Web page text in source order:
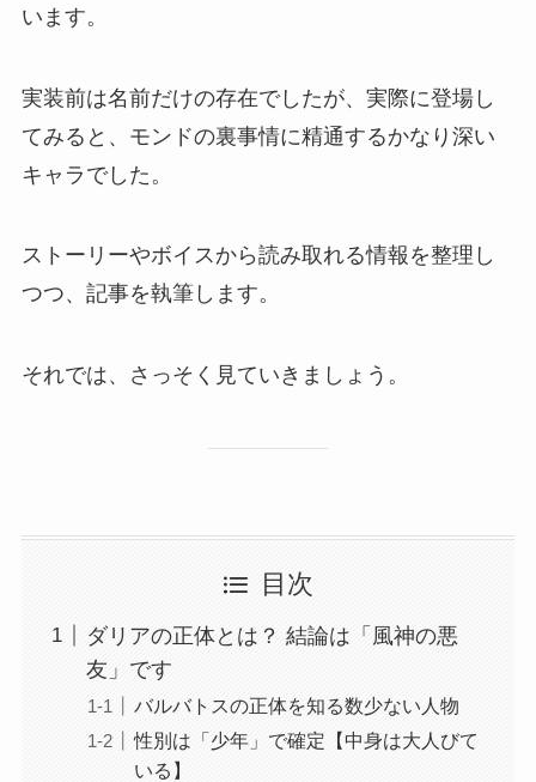
います。
実装前は名前だけの存在でしたが、実際に登場し
てみると、モンドの裏事情に精通するかなり深い
キャラでした。
ストーリーやボイスから読み取れる情報を整理し
つつ、記事を執筆します。
それでは、さっそく見ていきましょう。
目次
ダリアの正体とは？ 結論は「風神の悪
友」です
バルバトスの正体を知る数少ない人物
性別は「少年」で確定【中身は大人びて
いる】